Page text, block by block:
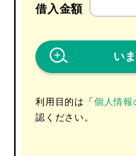
借入金額
い
利用目的は「 個人情報
認ください。